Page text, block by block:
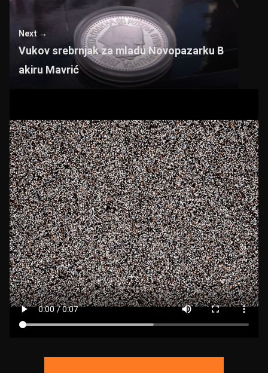
A
p
p
b
o
o
k
Next →
Vukov srebrnjak za mladu Novopazarku B
akiru Mavrić